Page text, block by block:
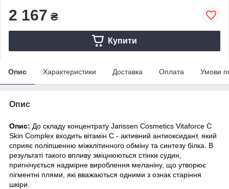
2 167 ₴
Купити
Опис Характеристики Доставка Оплата Умови
Опис
Опис: До складу концентрату Janssen Cosmetics Vitaforce C
Skin Complex входить вітамін С - активний антиоксидант, який
сприяє поліпшенню міжклітинного обміну та синтезу білка. В
результаті такого впливу зміцнюються стінки судин,
пригнічується надмірне вироблення меланіну, що утворює
пігментні плями, які вважаються одними з ознак старіння
шкіри.